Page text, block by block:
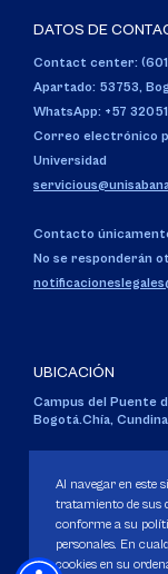
DATOS DE
Contact center:
Apartado: 53753,
WhatsApp: +57
Correo electrónico
Universidad
Contacto
No se responderán
UBICACIÓN
Campus del Puente
Bogotá.Chía,
Personería Jurídica:
Ministerio de
Al navegar en este
tratamiento de sus
conforme a su
personales. En
cookies en su